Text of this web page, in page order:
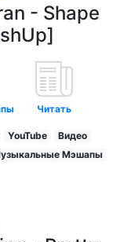
- Shape
Читать
YouTube
Видео
Мэшапы